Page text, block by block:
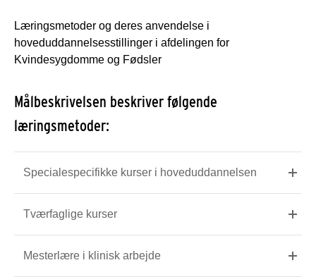
Læringsmetoder og deres anvendelse i
hoveduddannelsesstillinger i afdelingen for
Kvindesygdomme og Fødsler
Målbeskrivelsen beskriver følgende
læringsmetoder:
Specialespecifikke kurser i hoveduddannelsen
Tværfaglige kurser
Mesterlære i klinisk arbejde